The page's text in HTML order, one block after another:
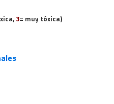
3= muy tóxica)